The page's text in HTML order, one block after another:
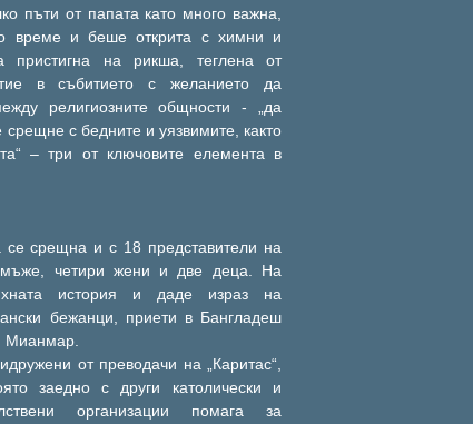
пъти от папата като много важна,
време и беше открита с химни и
пристигна на рикша, теглена от
в събитието с желанието да
религиозните общности - „да
с бедните и уязвимите, както
– три от ключовите елемента в
се срещна и с 18 представители на
четири жени и две деца. На
история и даде израз на
бежанци, приети в Бангладеш
Мианмар.
от преводачи на „Каритас“,
заедно с други католически и
организации помага за